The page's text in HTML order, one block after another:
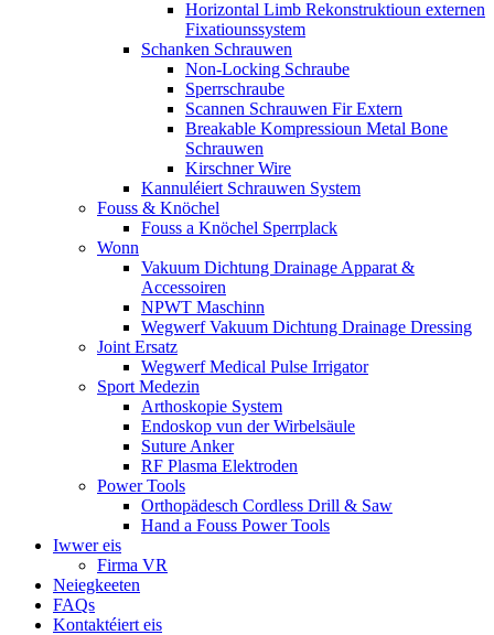
Horizontal Limb Rekonstruktioun externen
Fixatiounssystem
Schanken Schrauwen
Non-Locking Schraube
Sperrschraube
Scannen Schrauwen Fir Extern
Breakable Kompressioun Metal Bone
Schrauwen
Kirschner Wire
Kannuléiert Schrauwen System
Fouss & Knöchel
Fouss a Knöchel Sperrplack
Wonn
Vakuum Dichtung Drainage Apparat &
Accessoiren
NPWT Maschinn
Wegwerf Vakuum Dichtung Drainage Dressing
Joint Ersatz
Wegwerf Medical Pulse Irrigator
Sport Medezin
Arthoskopie System
Endoskop vun der Wirbelsäule
Suture Anker
RF Plasma Elektroden
Power Tools
Orthopädesch Cordless Drill & Saw
Hand a Fouss Power Tools
Iwwer eis
Firma VR
Neiegkeeten
FAQs
Kontaktéiert eis